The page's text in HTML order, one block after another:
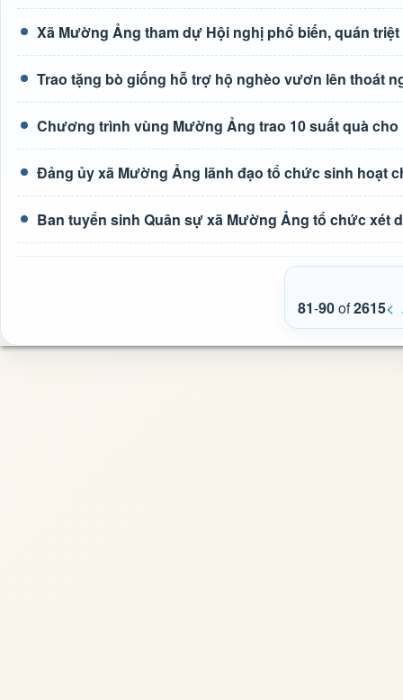
Xã Mường Ảng tham dự Hội nghị phổ biến, quán
Trao tặng bò giống hỗ trợ hộ nghèo vươn lên thoát
Chương trình vùng Mường Ảng trao 10 suất quà
Đảng ủy xã Mường Ảng lãnh đạo tổ chức sinh hoạt
Ban tuyển sinh Quân sự xã Mường Ảng tổ chức xét
81-90of2615<